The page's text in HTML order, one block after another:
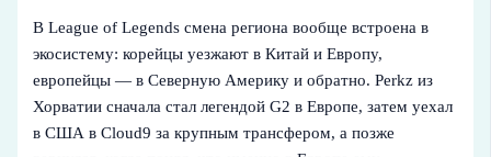
В League of Legends смена региона вообще встроена в
экосистему: корейцы уезжают в Китай и Европу,
европейцы — в Северную Америку и обратно. Perkz из
Хорватии сначала стал легендой G2 в Европе, затем уехал
в США в Cloud9 за крупным трансфером, а позже